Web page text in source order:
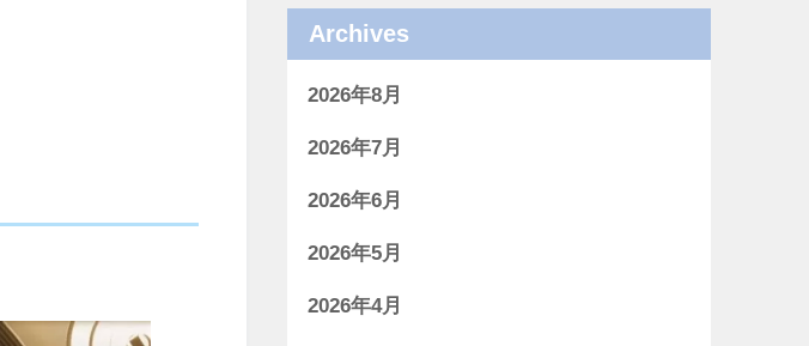
Archives
2026年8月
2026年7月
2026年6月
2026年5月
2026年4月